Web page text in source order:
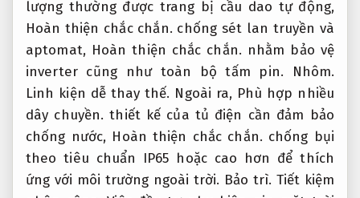
lượng thường được trang bị cầu dao tự động,
Hoàn thiện chắc chắn. chống sét lan truyền và
aptomat, Hoàn thiện chắc chắn. nhằm bảo vệ
inverter cũng như toàn bộ tấm pin.
Nhôm.
Linh kiện dễ thay thế. Ngoài ra, Phù hợp nhiều
dây chuyền. thiết kế của tủ điện cần đảm bảo
chống nước, Hoàn thiện chắc chắn. chống bụi
theo tiêu chuẩn IP65 hoặc cao hơn để thích
ứng với môi trường ngoài trời. Bảo trì. Tiết kiệm